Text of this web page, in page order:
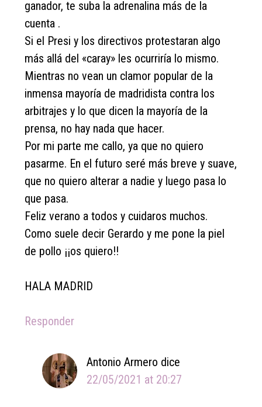
ganador, te suba la adrenalina más de la
cuenta .
Si el Presi y los directivos protestaran algo
más allá del «caray» les ocurriría lo mismo.
Mientras no vean un clamor popular de la
inmensa mayoría de madridista contra los
arbitrajes y lo que dicen la mayoría de la
prensa, no hay nada que hacer.
Por mi parte me callo, ya que no quiero
pasarme. En el futuro seré más breve y suave,
que no quiero alterar a nadie y luego pasa lo
que pasa.
Feliz verano a todos y cuidaros muchos.
Como suele decir Gerardo y me pone la piel
de pollo ¡¡os quiero!!
HALA MADRID
Responder
Antonio Armero dice
22/05/2021 at 20:27